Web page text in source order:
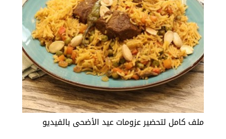
ملف كامل لتحضير عزومات عيد الأضحى بالفيديو